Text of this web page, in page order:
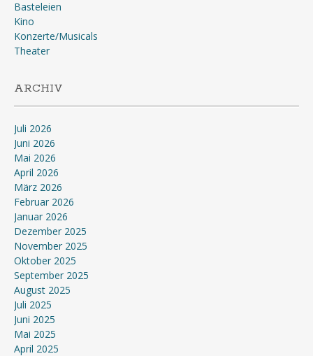
Basteleien
Kino
Konzerte/Musicals
Theater
ARCHIV
Juli 2026
Juni 2026
Mai 2026
April 2026
März 2026
Februar 2026
Januar 2026
Dezember 2025
November 2025
Oktober 2025
September 2025
August 2025
Juli 2025
Juni 2025
Mai 2025
April 2025